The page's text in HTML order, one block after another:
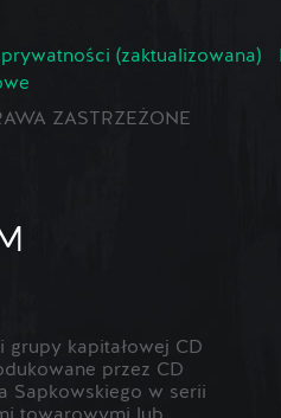
(zaktualizowana)
ZASTRZEŻONE
kapitałowej CD
przez CD
Sapkowskiego w serii